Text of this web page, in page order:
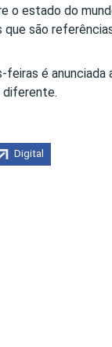
o estado do
que são
feiras é
diferente.
Digital